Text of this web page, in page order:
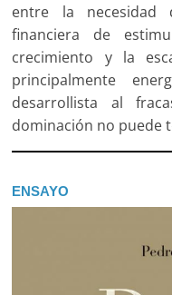
entre la necesidad
financiera de
crecimiento y la
principalmente
desarrollista al
dominación no puede
ENSAYO